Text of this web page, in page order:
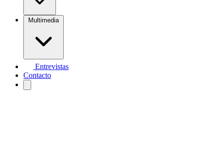
Multimedia
Entrevistas
Contacto